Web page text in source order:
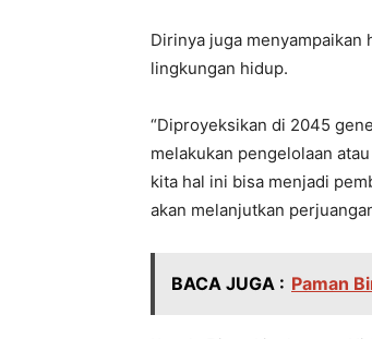
Dirinya juga
lingkungan hidup.
“Diproyeksikan di 2045
melakukan pengelolaan
kita hal ini bisa menjadi
akan melanjutkan
BACA JUGA : Paman